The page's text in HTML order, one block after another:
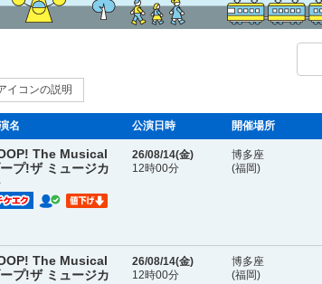
イコンの説明
名 公演日時 開催場所
The Musical
プ!ザ ミュージカ
26/08/14(金)
12時00分
博多座
(福岡)
The Musical
プ!ザ ミュージカ
26/08/14(金)
12時00分
博多座
(福岡)